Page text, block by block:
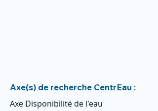
Axe(s) de recherche CentrEau :
Axe Disponibilité de l'eau